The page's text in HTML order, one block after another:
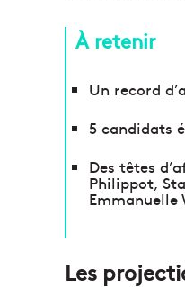
À retenir
Un record
5 candidats
Des têtes
Philippot,
Emmanuelle
Les